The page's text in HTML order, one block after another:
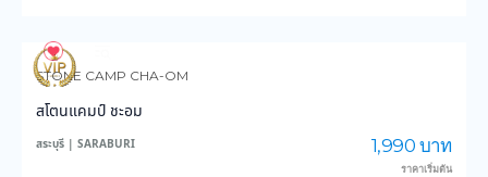
95
STONE CAMP CHA-OM
สโตนแคมป์ ชะอม
สระบุรี | SARABURI 1,990 บาท
ราคาเริ่มต้น